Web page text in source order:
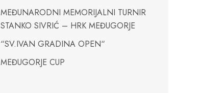
MEĐUNARODNI MEMORIJALNI TURNIR
STANKO SIVRIĆ – HRK MEĐUGORJE
“SV.IVAN GRADINA OPEN“
MEĐUGORJE CUP